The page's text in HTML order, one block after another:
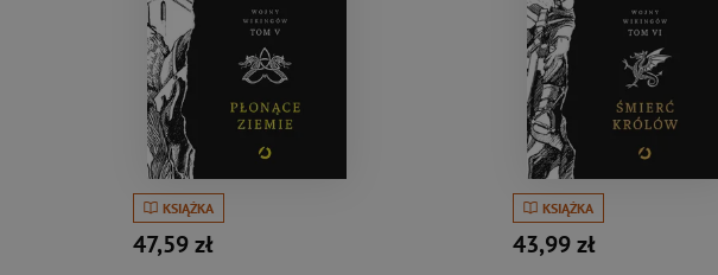
KSIĄŻKA
47,59 zł
KSIĄŻKA
43,99 zł